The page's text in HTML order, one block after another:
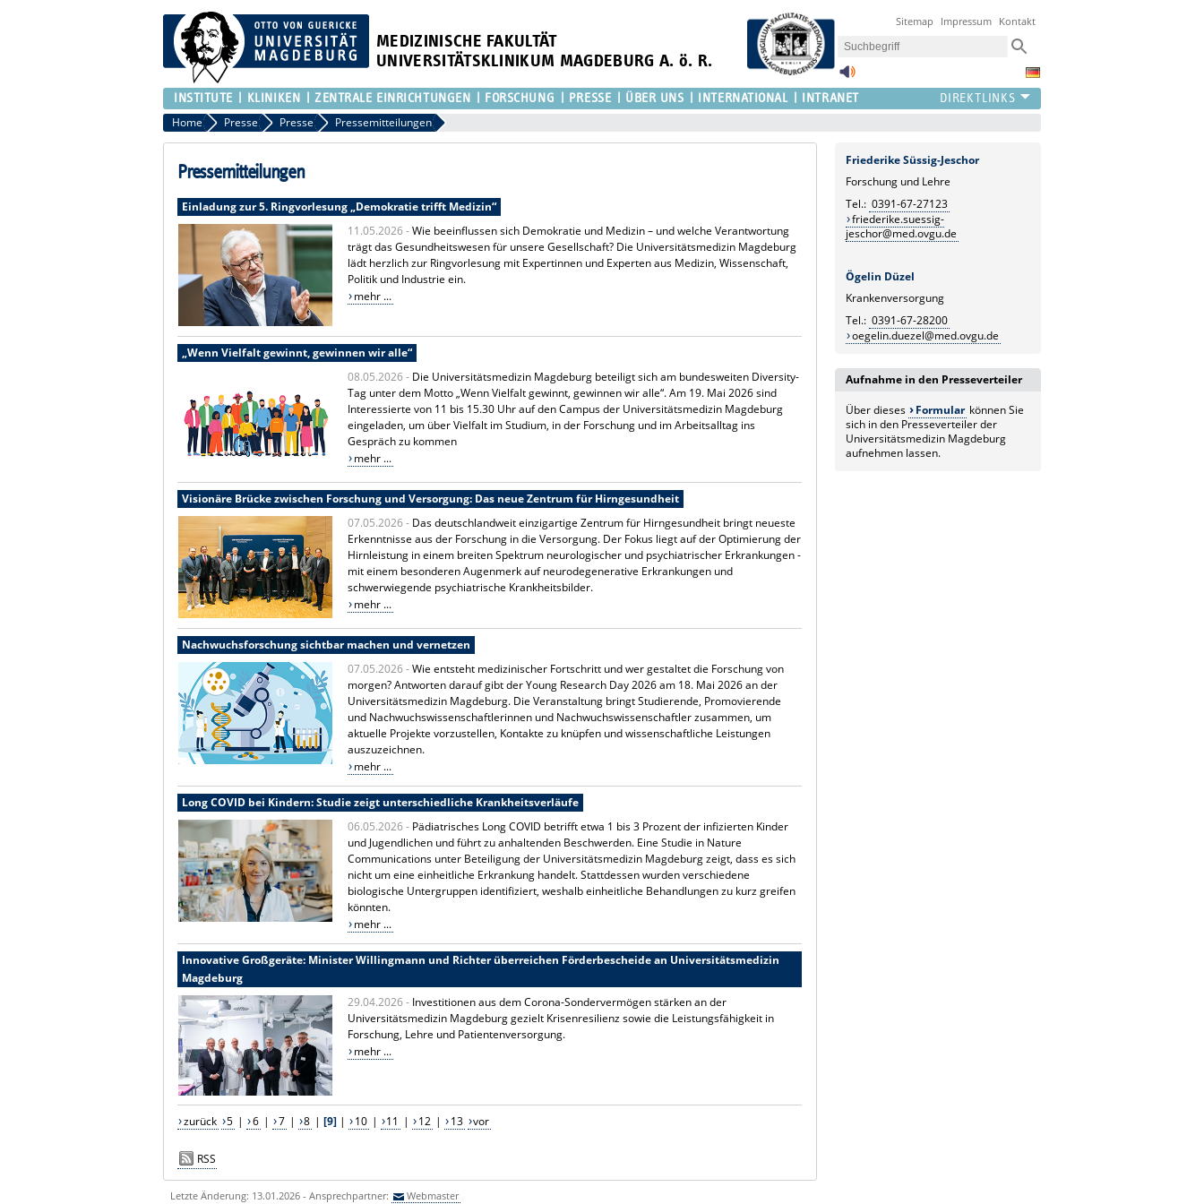
MEDIZINISCHE FAKULTÄT
UNIVERSITÄTSKLINIKUM MAGDEBURG A. ö. R.
Sitemap Impressum Kontakt
INSTITUTE KLINIKEN ZENTRALE EINRICHTUNGEN FORSCHUNG PRESSE ÜBER UNS INTERNATIONAL INTRANET
Home Presse Presse Pressemitteilungen
Pressemitteilungen
Einladung zur 5. Ringvorlesung „Demokratie trifft Medizin“
11.05.2026 -Wie beeinflussen sich Demokratie und Medizin – und welche Verantwortung
trägt das Gesundheitswesen für unsere Gesellschaft? Die Universitätsmedizin Magdeburg
lädt herzlich zur Ringvorlesung mit Expertinnen und Experten aus Medizin, Wissenschaft,
Politik und Industrie ein.
mehr ...
„Wenn Vielfalt gewinnt, gewinnen wir alle“
08.05.2026 - Die Universitätsmedizin Magdeburg beteiligt sich am bundesweiten Diversity-
Tag unter dem Motto „Wenn Vielfalt gewinnt, gewinnen wir alle“. Am 19. Mai 2026 sind
Interessierte von 11 bis 15.30 Uhr auf den Campus der Universitätsmedizin Magdeburg
eingeladen, um über Vielfalt im Studium, in der Forschung und im Arbeitsalltag ins
Gespräch zu kommen
mehr ...
Visionäre Brücke zwischen Forschung und Versorgung: Das neue Zentrum für Hirngesundheit
07.05.2026 - Das deutschlandweit einzigartige Zentrum für Hirngesundheit bringt neueste
Erkenntnisse aus der Forschung in die Versorgung. Der Fokus liegt auf der Optimierung der
Hirnleistung in einem breiten Spektrum neurologischer und psychiatrischer Erkrankungen -
mit einem besonderen Augenmerk auf neurodegenerative Erkrankungen und
schwerwiegende psychiatrische Krankheitsbilder.
mehr ...
Nachwuchsforschung sichtbar machen und vernetzen
07.05.2026 -Wie entsteht medizinischer Fortschritt und wer gestaltet die Forschung von
morgen? Antworten darauf gibt der Young Research Day 2026 am 18. Mai 2026 an der
Universitätsmedizin Magdeburg. Die Veranstaltung bringt Studierende, Promovierende
und Nachwuchswissenschaftlerinnen und Nachwuchswissenschaftler zusammen, um
aktuelle Projekte vorzustellen, Kontakte zu knüpfen und wissenschaftliche Leistungen
auszuzeichnen.
mehr ...
Long COVID bei Kindern: Studie zeigt unterschiedliche Krankheitsverläufe
06.05.2026 - Pädiatrisches Long COVID betrifft etwa 1 bis 3 Prozent der infizierten Kinder
und Jugendlichen und führt zu anhaltenden Beschwerden. Eine Studie in Nature
Communications unter Beteiligung der Universitätsmedizin Magdeburg zeigt, dass es sich
nicht um eine einheitliche Erkrankung handelt. Stattdessen wurden verschiedene
biologische Untergruppen identifiziert, weshalb einheitliche Behandlungen zu kurz greifen
könnten.
mehr ...
Innovative Großgeräte: Minister Willingmann und Richter überreichen Förderbescheide an Universitätsmedizin
Magdeburg
29.04.2026 - Investitionen aus dem Corona-Sondervermögen stärken an der
Universitätsmedizin Magdeburg gezielt Krisenresilienz sowie die Leistungsfähigkeit in
Forschung, Lehre und Patientenversorgung.
mehr ...
zurück 5 | 6 | 7 | 8 |[9] | 10 | 11 | 12 | 13 vor
RSS
Friederike Süssig-Jeschor
Forschung und Lehre
Tel.: 0391-67-27123
friederike.suessig-
jeschor@med.ovgu.de
Ögelin Düzel
Krankenversorgung
Tel.: 0391-67-28200
oegelin.duezel@med.ovgu.de
Aufnahme in den Presseverteiler
Über dieses
Formular können Sie
sich in den Presseverteiler der
Universitätsmedizin Magdeburg
aufnehmen lassen.
Letzte Änderung: 13.01.2026 - Ansprechpartner: Webmaster